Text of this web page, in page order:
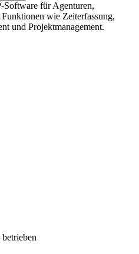
Software für Agenturen,
wie Zeiterfassung,
und Projektmanagement.